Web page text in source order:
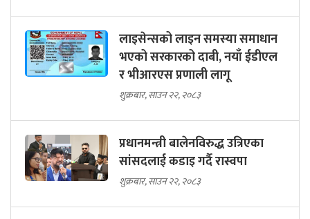
लाइसेन्सको लाइन समस्या समाधान
भएको सरकारको दाबी, नयाँ ईडीएल
र भीआरएस प्रणाली लागू
शुक्रबार, साउन २२, २०८३
प्रधानमन्त्री बालेनविरुद्ध उत्रिएका
सांसदलाई कडाइ गर्दै रास्वपा
शुक्रबार, साउन २२, २०८३